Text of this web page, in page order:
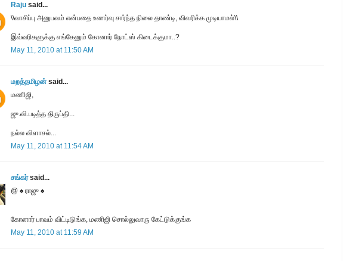
Raju said...
\\வாசிப்பு அனுபவம் என்பதை உணர்வு சார்ந்த நிலை தாண்டி, விவரிக்க முடியாமல்\\
இவ்வரிகளுக்கு எங்கேனும் கோனார் நோட்ஸ் கிடைக்குமா..?
May 11, 2010 at 11:50 AM
மறத்தமிழன் said...
மணிஜி,
ஜு.வி.படித்த திருப்தி...
நல்ல விளாசல்...
May 11, 2010 at 11:54 AM
சங்கர்said...
@ ♠ ராஜு ♠
கோனார் பாவம் விட்டிடுங்க, மணிஜி சொல்லுவாரு கேட்டுக்குங்க
May 11, 2010 at 11:59 AM